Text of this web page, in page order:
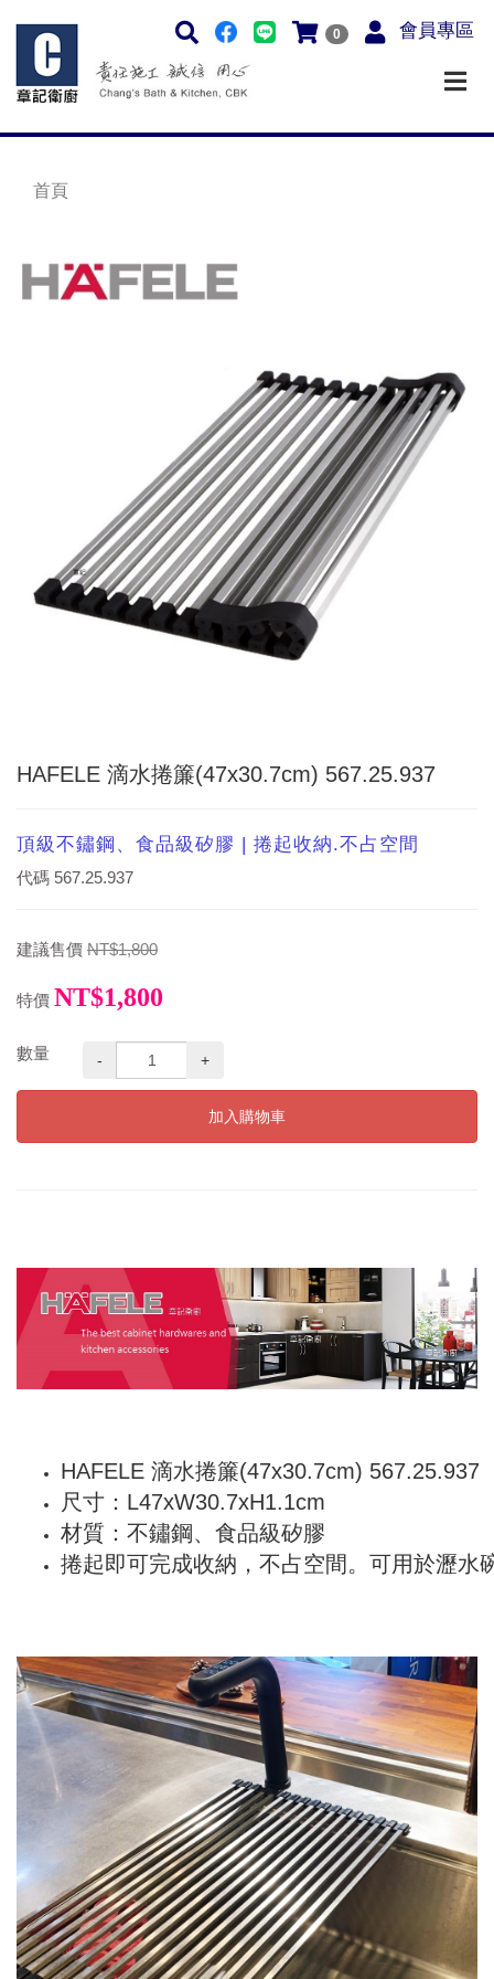
0 會員專區
首頁
HAFELE 滴水捲簾(47x30.7cm) 567.25.937
頂級不鏽鋼、食品級矽膠 | 捲起收納.不占空間
代碼 567.25.937
建議售價 NT$1,800
特價 NT$1,800
數量 - +
加入購物車
HAFELE 滴水捲簾(47x30.7cm) 567.25.937
尺寸：L47xW30.7xH1.1cm
材質：不鏽鋼、食品級矽膠
捲起即可完成收納，不占空間。可用於瀝水